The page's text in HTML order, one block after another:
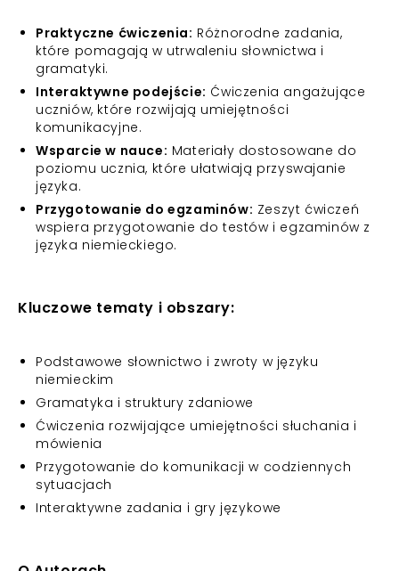
Praktyczne ćwiczenia: Różnorodne zadania,
które pomagają w utrwaleniu słownictwa i
gramatyki.
Interaktywne podejście: Ćwiczenia angażujące
uczniów, które rozwijają umiejętności
komunikacyjne.
Wsparcie w nauce: Materiały dostosowane do
poziomu ucznia, które ułatwiają przyswajanie
języka.
Przygotowanie do egzaminów: Zeszyt ćwiczeń
wspiera przygotowanie do testów i egzaminów z
języka niemieckiego.
Kluczowe tematy i obszary:
Podstawowe słownictwo i zwroty w języku
niemieckim
Gramatyka i struktury zdaniowe
Ćwiczenia rozwijające umiejętności słuchania i
mówienia
Przygotowanie do komunikacji w codziennych
sytuacjach
Interaktywne zadania i gry językowe